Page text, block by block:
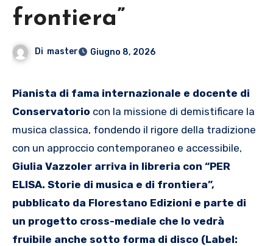
frontiera”
Di master Giugno 8, 2026
Pianista di fama internazionale e docente di
Conservatorio con la missione di demistificare la
musica classica, fondendo il rigore della tradizione
con un approccio contemporaneo e accessibile,
Giulia Vazzoler arriva in libreria con “PER
ELISA. Storie di musica e di frontiera”,
pubblicato da Florestano Edizioni e parte di
un progetto cross-mediale che lo vedrà
fruibile anche sotto forma di disco (Label: